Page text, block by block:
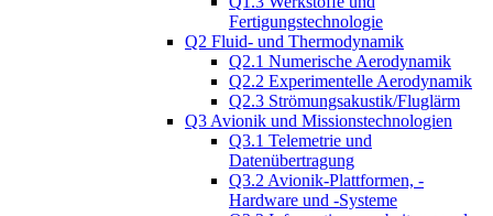
Fertigungstechnologie
Q2 Fluid- und Thermodynamik
Q2.1 Numerische Aerodynamik
Q2.2 Experimentelle Aerodynamik
Q2.3 Strömungsakustik/Fluglärm
Q3 Avionik und Missionstechnologien
Q3.1 Telemetrie und
Datenübertragung
Q3.2 Avionik-Plattformen, -
Hardware und -Systeme